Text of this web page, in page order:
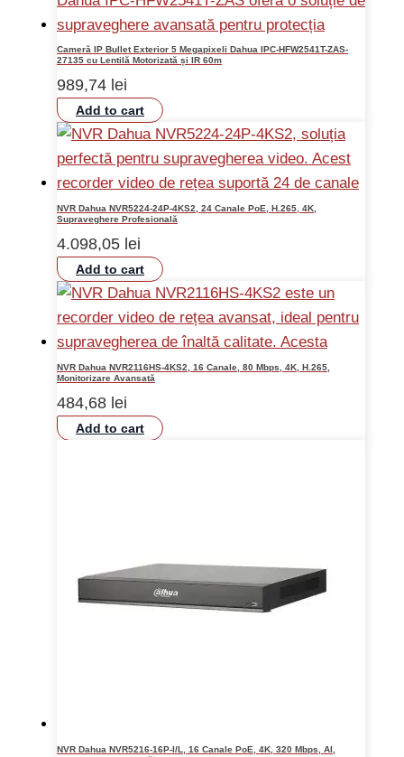
Cameră IP Bullet Exterior 5 Megapixeli Dahua IPC-HFW2541T-ZAS-
27135 cu Lentilă Motorizată și IR 60m
989,74 lei
Add to cart
NVR Dahua NVR5224-24P-4KS2, 24 Canale PoE, H.265, 4K,
Supraveghere Profesională
4.098,05 lei
Add to cart
NVR Dahua NVR2116HS-4KS2, 16 Canale, 80 Mbps, 4K, H.265,
Monitorizare Avansată
484,68 lei
Add to cart
NVR Dahua NVR5216-16P-I/L, 16 Canale PoE, 4K, 320 Mbps, AI,